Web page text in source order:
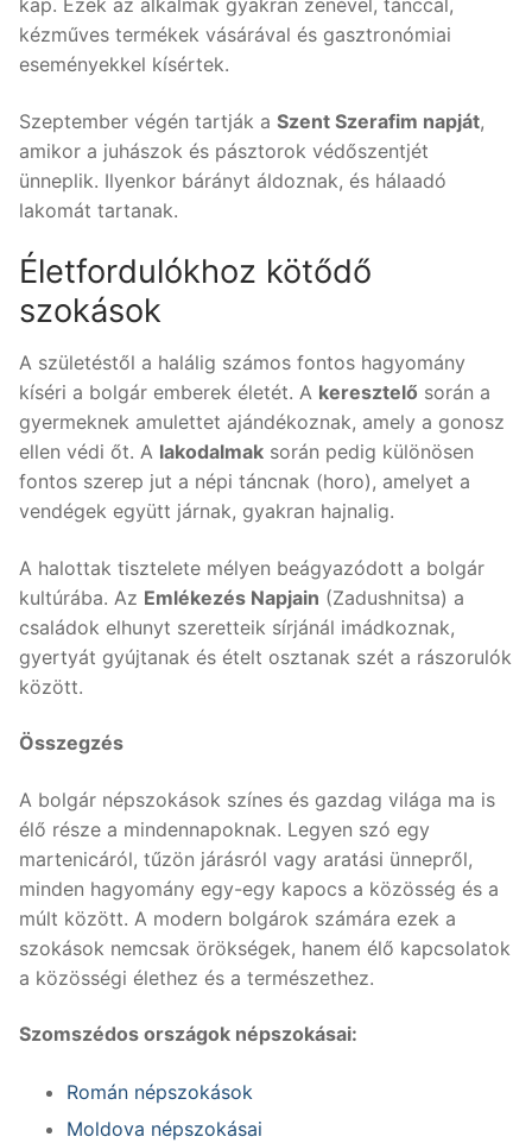
kézműves termékek vásárával és gasztronómiai
eseményekkel kísértek.
Szeptember végén tartják a Szent Szerafim napját,
amikor a juhászok és pásztorok védőszentjét
ünneplik. Ilyenkor bárányt áldoznak, és hálaadó
lakomát tartanak.
Életfordulókhoz kötődő
szokások
A születéstől a halálig számos fontos hagyomány
kíséri a bolgár emberek életét. A keresztelő során a
gyermeknek amulettet ajándékoznak, amely a gonosz
ellen védi őt. A lakodalmak során pedig különösen
fontos szerep jut a népi táncnak (horo), amelyet a
vendégek együtt járnak, gyakran hajnalig.
A halottak tisztelete mélyen beágyazódott a bolgár
kultúrába. Az Emlékezés Napjain (Zadushnitsa) a
családok elhunyt szeretteik sírjánál imádkoznak,
gyertyát gyújtanak és ételt osztanak szét a rászorulók
között.
Összegzés
A bolgár népszokások színes és gazdag világa ma is
élő része a mindennapoknak. Legyen szó egy
martenicáról, tűzön járásról vagy aratási ünnepről,
minden hagyomány egy-egy kapocs a közösség és a
múlt között. A modern bolgárok számára ezek a
szokások nemcsak örökségek, hanem élő kapcsolatok
a közösségi élethez és a természethez.
Szomszédos országok népszokásai:
Román népszokások
Moldova népszokásai